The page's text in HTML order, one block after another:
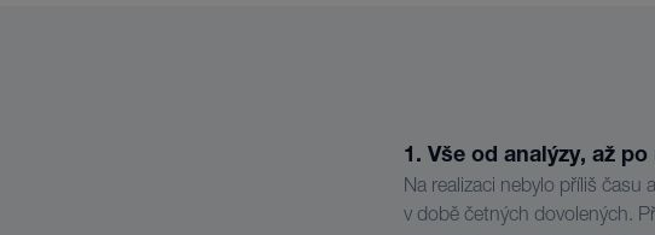
1. Vše od analýzy, až
Na realizaci nebylo příliš času
v době četných dovolených.